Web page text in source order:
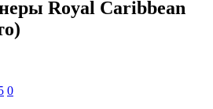
Royal Caribbean
0